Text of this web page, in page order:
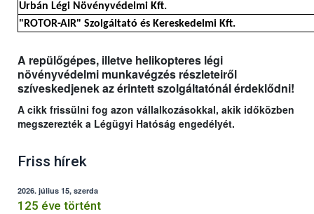
Urbán Légi Növényvédelmi Kft.
"ROTOR-AIR" Szolgáltató és Kereskedelmi Kft.
A repülőgépes, illetve helikopteres légi
növényvédelmi munkavégzés részleteiről
szíveskedjenek az érintett szolgáltatónál érdeklődni!
A cikk frissülni fog azon vállalkozásokkal, akik időközben
megszerezték a Légügyi Hatóság engedélyét.
Friss hírek
2026. július 15, szerda
125 éve történt